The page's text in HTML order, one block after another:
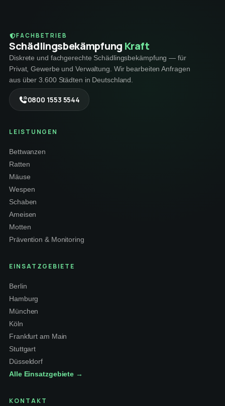
FACHBETRIEB
Schädlings­bekämpfung Kraft
Diskrete und fachgerechte Schädlingsbekämpfung — für
Privat, Gewerbe und Verwaltung. Wir bearbeiten Anfragen
aus über 3.600 Städten in Deutschland.
0800 1553 5544
LEISTUNGEN
Bettwanzen
Ratten
Mäuse
Wespen
Schaben
Ameisen
Motten
Prävention & Monitoring
EINSATZGEBIETE
Berlin
Hamburg
München
Köln
Frankfurt am Main
Stuttgart
Düsseldorf
Alle Einsatzgebiete →
KONTAKT